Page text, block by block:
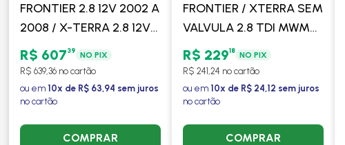
FRONTIER 2.8 12V 2002 A
2008 / X-TERRA 2.8 12V
2002 A 2010 DIESEL
TURBO - PROCOOLER
R$ 60739 NO PIX
R$ 639,36 no cartão
ou em 10x de R$ 63,94 sem juros
no cartão
COMPRAR
FRONTIER / XTERRA SEM
VALVULA 2.8 TDI MWM
2002 > - PROCOOLER
R$ 22918 NO PIX
R$ 241,24 no cartão
ou em 10x de R$ 24,12 sem juros
no cartão
COMPRAR